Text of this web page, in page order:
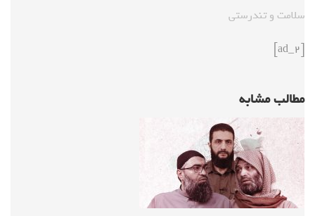
سلامت و تندرستی
[ad_2]
مطالب مشابه